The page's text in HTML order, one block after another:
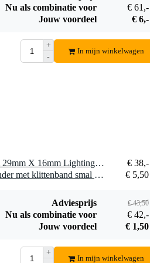
Ayra DMX
€ 5,50
Bestel mee
Nu als combinatie voor
€ 61,-
Jouw voordeel
€ 6,-
+
-
In mijn winkelwagen
1 x Doughty G1190 Spigot 29mm X 16mm Lighting (Steel)
€ 38,-
1 x Innox Snap 27 kabelbinder met klittenband smal zwart (10 stuks)
€ 5,50
Adviesprijs € 43,50
Nu als combinatie voor
€ 42,-
Jouw voordeel
€ 1,50
+
In mijn winkelwagen